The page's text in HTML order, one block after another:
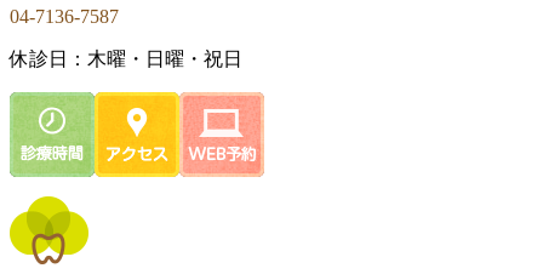
04-7136-7587
休診日：木曜・日曜・祝日